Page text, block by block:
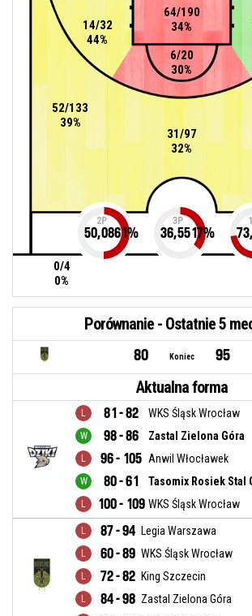
31/97
32%
64/190
34%
52/133
39%
14/32
44%
6/20
30%
0/4
0%
2P
50,0861%
3P
36,5517%
Porównanie - Ostatnie 5
80 Koniec 95
Aktualna forma
81 - 82 WKS Śląsk Wrocław
98 - 86 Zastal Zielona Góra
96 - 105 Anwil Włocławek
80 - 61 Tasomix Rosiek Stal
100 - 109 WKS Śląsk Wrocław
87 - 94 Legia Warszawa
60 - 89 WKS Śląsk Wrocław
72 - 82 King Szczecin
84 - 98 Zastal Zielona Góra